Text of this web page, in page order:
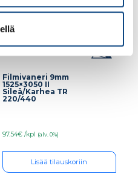
Filmivaneri 9mm
1525×3050 II
Sileä/Karhea TR
220/440
97.54€ /kpl (alv. 0%)
Lisää tilauskoriin